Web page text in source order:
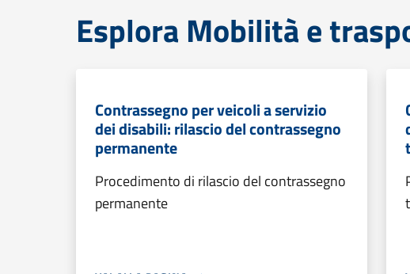
Esplora Mobilità e
Contrassegno per veicoli a servizio
dei disabili: rilascio del contrassegno
permanente
Procedimento di rilascio del contrassegno
permanente